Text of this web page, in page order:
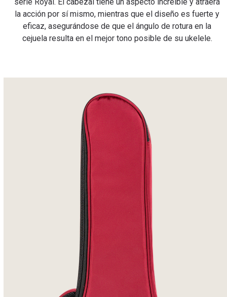
la acción por sí mismo, mientras que el diseño es fuerte y
eficaz, asegurándose de que el ángulo de rotura en la
cejuela resulta en el mejor tono posible de su ukelele.